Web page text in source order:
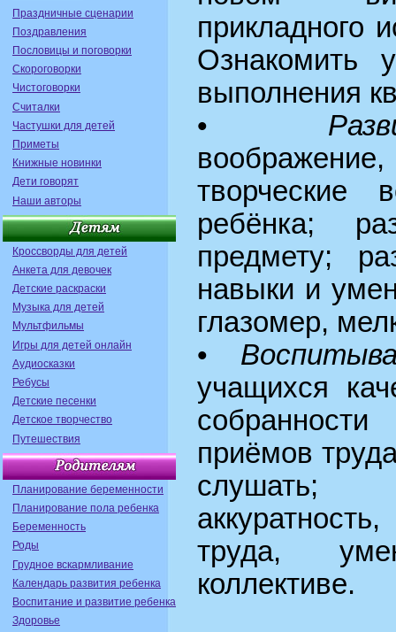
Праздничные сценарии
Поздравления
Пословицы и поговорки
Скороговорки
Чистоговорки
Считалки
Частушки для детей
Приметы
Книжные новинки
Дети говорят
Наши авторы
Кроссворды для детей
Анкета для девочек
Детские раскраски
Музыка для детей
Мультфильмы
Игры для детей онлайн
Аудиосказки
Ребусы
Детские песенки
Детское творчество
Путешествия
Планирование беременности
Планирование пола ребенка
Беременность
Роды
Грудное вскармливание
Календарь развития ребенка
Воспитание и развитие ребенка
Здоровье
прикладного
Ознакомить
выполнения
•
творческие
ребёнка;
предмету;
навыки и
глазомер,
•
учащихся
приёмов
слушать;
труда,
коллективе.